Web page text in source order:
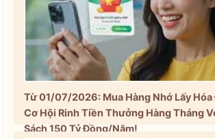
Từ 01/07/2026: Mua Hàng Nhớ Lấy
Cơ Hội Rinh Tiền Thưởng Hàng Tháng
Sách 150 Tỷ Đồng/Năm!